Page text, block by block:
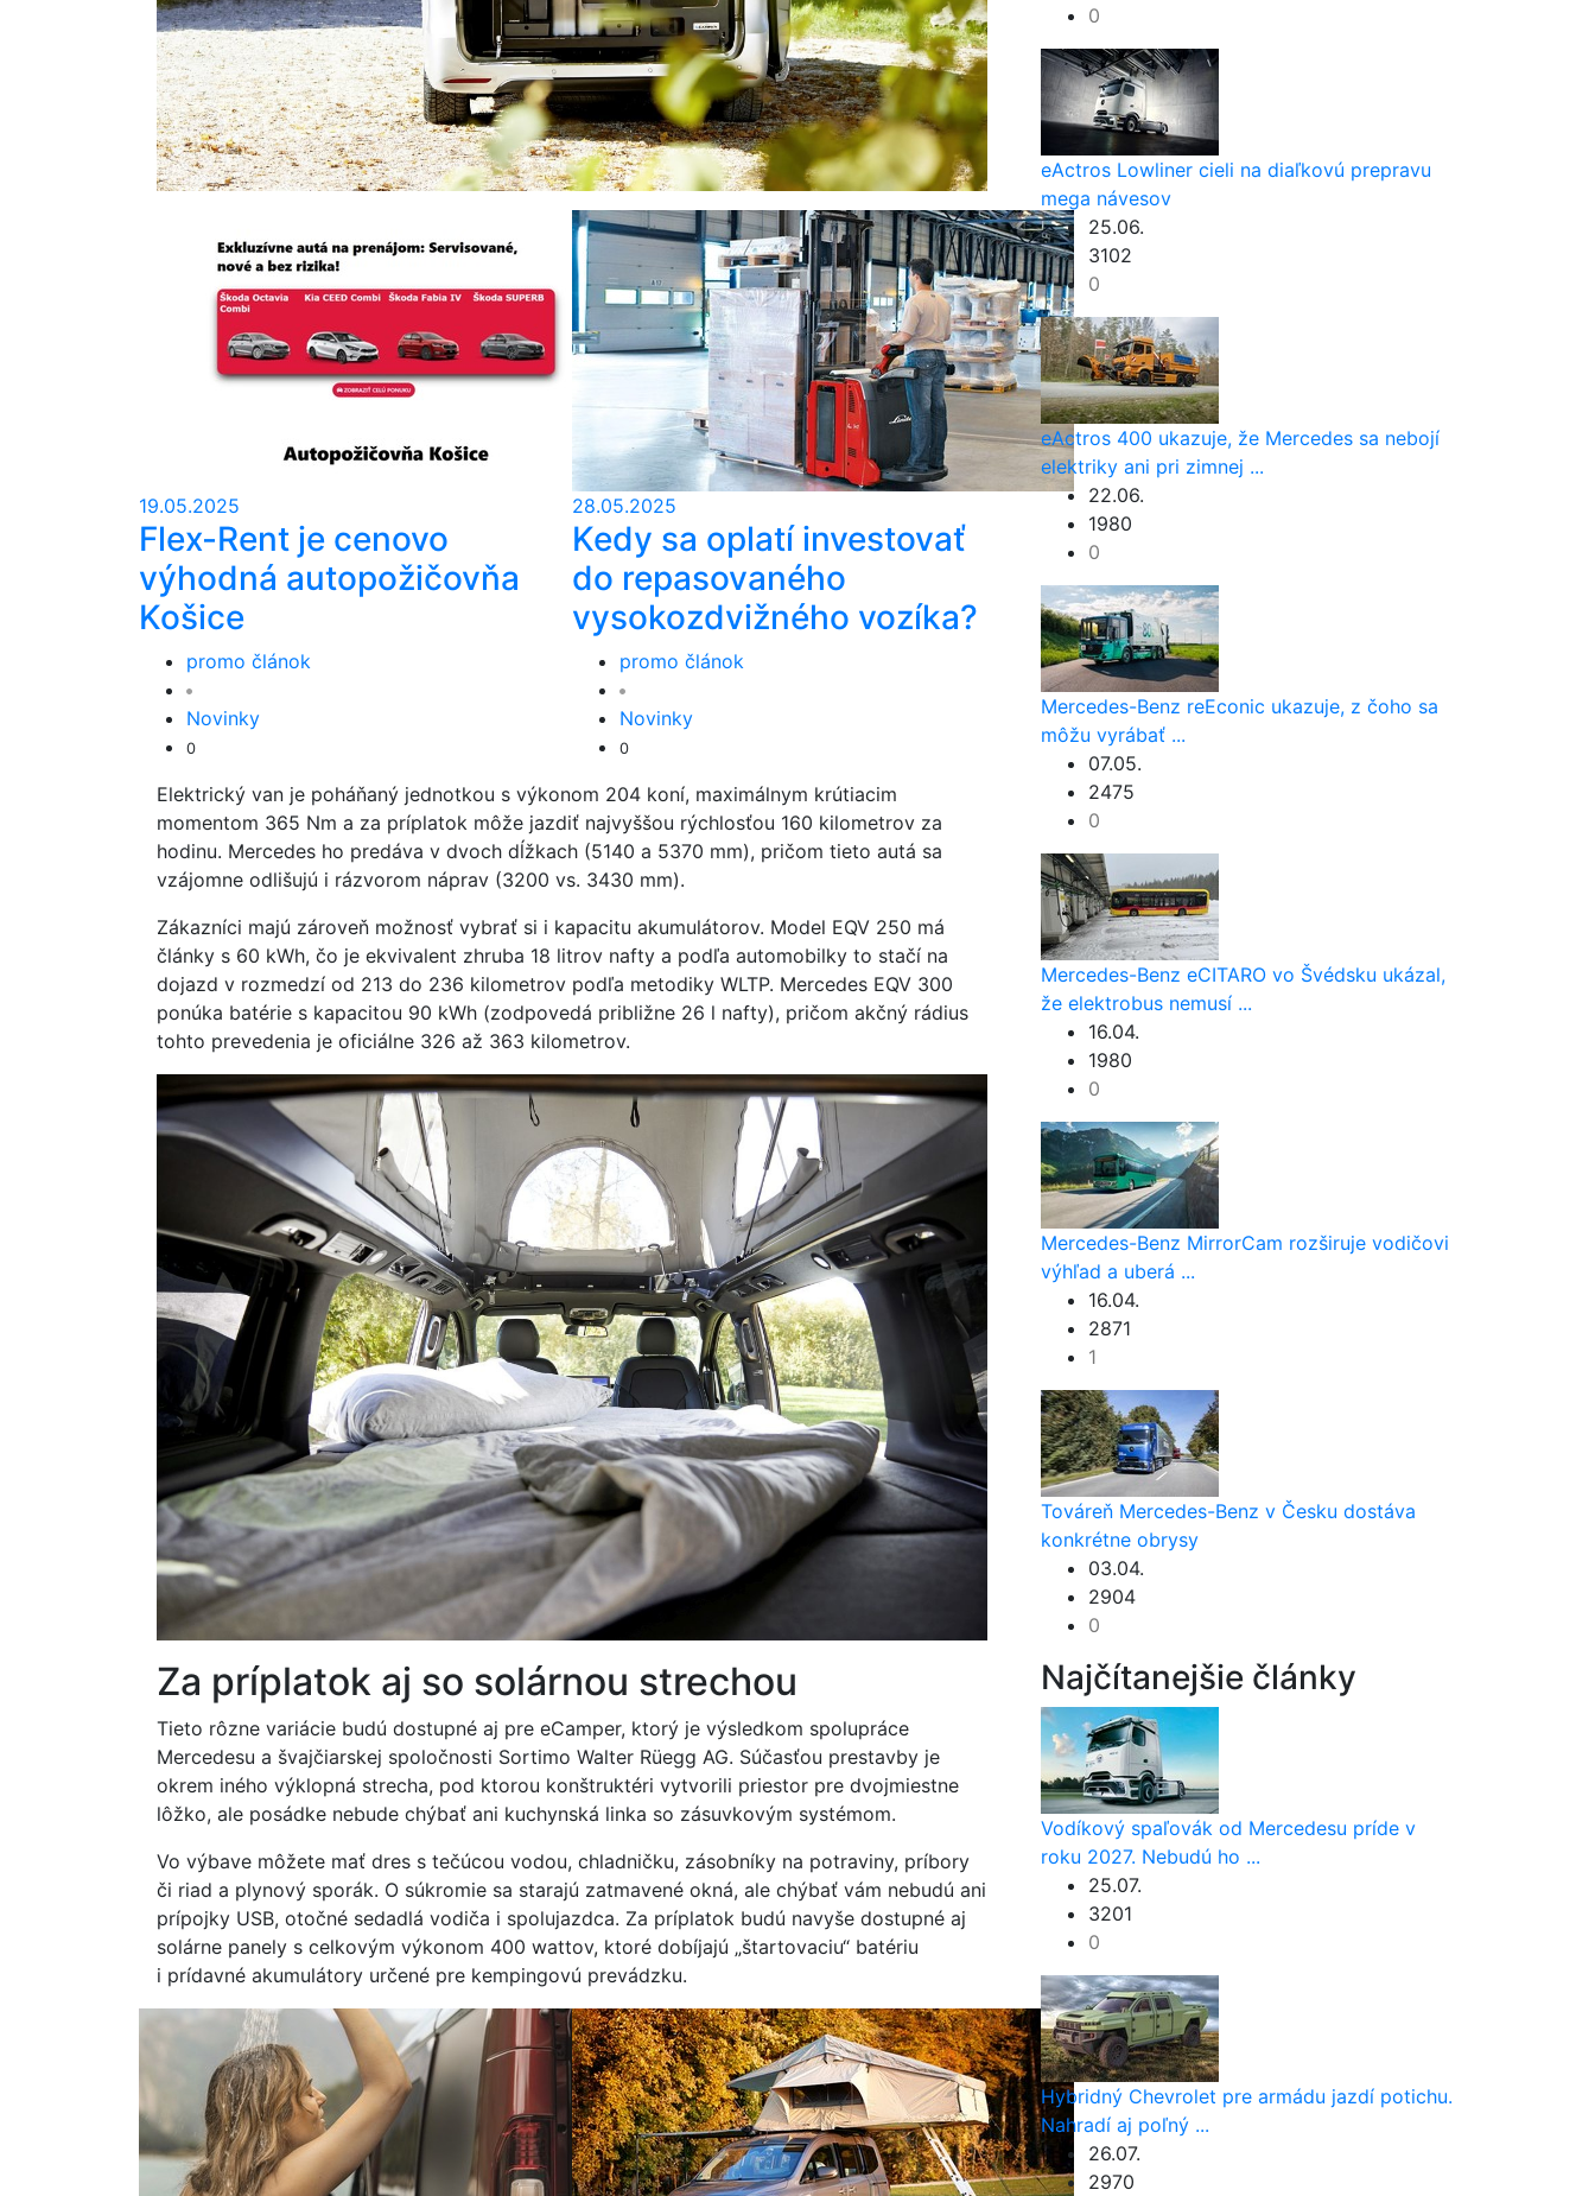
19.05.2025
Flex-Rent je cenovo
výhodná autopožičovňa
Košice
promo článok
Novinky
0
28.05.2025
Kedy sa oplatí investovať
do repasovaného
vysokozdvižného vozíka?
promo článok
Novinky
0
Elektrický van je poháňaný jednotkou s výkonom 204 koní, maximálnym krútiacim
momentom 365 Nm a za príplatok môže jazdiť najvyššou rýchlosťou 160 kilometrov za
hodinu. Mercedes ho predáva v dvoch dĺžkach (5140 a 5370 mm), pričom tieto autá sa
vzájomne odlišujú i rázvorom náprav (3200 vs. 3430 mm).
Zákazníci majú zároveň možnosť vybrať si i kapacitu akumulátorov. Model EQV 250 má
články s 60 kWh, čo je ekvivalent zhruba 18 litrov nafty a podľa automobilky to stačí na
dojazd v rozmedzí od 213 do 236 kilometrov podľa metodiky WLTP. Mercedes EQV 300
ponúka batérie s kapacitou 90 kWh (zodpovedá približne 26 l nafty), pričom akčný rádius
tohto prevedenia je oficiálne 326 až 363 kilometrov.
Za príplatok aj so solárnou strechou
Tieto rôzne variácie budú dostupné aj pre eCamper, ktorý je výsledkom spolupráce
Mercedesu a švajčiarskej spoločnosti Sortimo Walter Rüegg AG. Súčasťou prestavby je
okrem iného výklopná strecha, pod ktorou konštruktéri vytvorili priestor pre dvojmiestne
lôžko, ale posádke nebude chýbať ani kuchynská linka so zásuvkovým systémom.
Vo výbave môžete mať dres s tečúcou vodou, chladničku, zásobníky na potraviny, príbory
či riad a plynový sporák. O súkromie sa starajú zatmavené okná, ale chýbať vám nebudú ani
prípojky USB, otočné sedadlá vodiča i spolujazdca. Za príplatok budú navyše dostupné aj
solárne panely s celkovým výkonom 400 wattov, ktoré dobíjajú „štartovaciu“ batériu
i prídavné akumulátory určené pre kempingovú prevádzku.
0
eActros Lowliner cieli na diaľkovú prepravu
mega návesov
25.06.
3102
0
eActros 400 ukazuje, že Mercedes sa nebojí
elektriky ani pri zimnej ...
22.06.
1980
0
Mercedes-Benz reEconic ukazuje, z čoho sa
môžu vyrábať ...
07.05.
2475
0
Mercedes-Benz eCITARO vo Švédsku ukázal,
že elektrobus nemusí ...
16.04.
1980
0
Mercedes-Benz MirrorCam rozširuje vodičovi
výhľad a uberá ...
16.04.
2871
1
Továreň Mercedes-Benz v Česku dostáva
konkrétne obrysy
03.04.
2904
0
Najčítanejšie články
Vodíkový spaľovák od Mercedesu príde v
roku 2027. Nebudú ho ...
25.07.
3201
0
Hybridný Chevrolet pre armádu jazdí potichu.
Nahradí aj poľný ...
26.07.
2970